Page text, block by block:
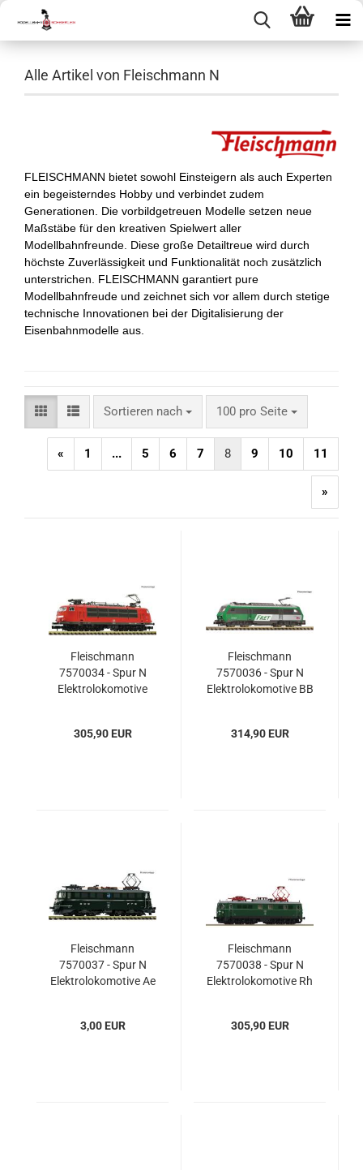
Alle Artikel von Fleischmann N
FLEISCHMANN bietet sowohl Einsteigern als auch Experten
ein begeisterndes Hobby und verbindet zudem
Generationen. Die vorbildgetreuen Modelle setzen neue
Maßstäbe für den kreativen Spielwert aller
Modellbahnfreunde. Diese große Detailtreue wird durch
höchste Zuverlässigkeit und Funktionalität noch zusätzlich
unterstrichen. FLEISCHMANN garantiert pure
Modellbahnfreude und zeichnet sich vor allem durch stetige
technische Innovationen bei der Digitalisierung der
Eisenbahnmodelle aus.
Sortieren nach
Sortieren nach 100 pro Seite
pro Seite
« 1 ... 5 6 7 8 9 10 11
»
Fleischmann
7570034 - Spur N
Elektrolokomotive
305,90 EUR
Fleischmann
7570036 - Spur N
Elektrolokomotive BB
314,90 EUR
Fleischmann
7570037 - Spur N
Elektrolokomotive Ae
3,00 EUR
Fleischmann
7570038 - Spur N
Elektrolokomotive Rh
305,90 EUR